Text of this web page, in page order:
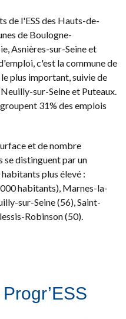
de l'ESS des Hauts-de-
de Boulogne-
Asnières-sur-Seine et
c'est la commune de
plus important, suivie de
sur-Seine et Puteaux.
31% des emplois
et de nombre
se distinguent par un
plus élevé :
habitants), Marnes-la-
sur-Seine (56), Saint-
Robinson (50).